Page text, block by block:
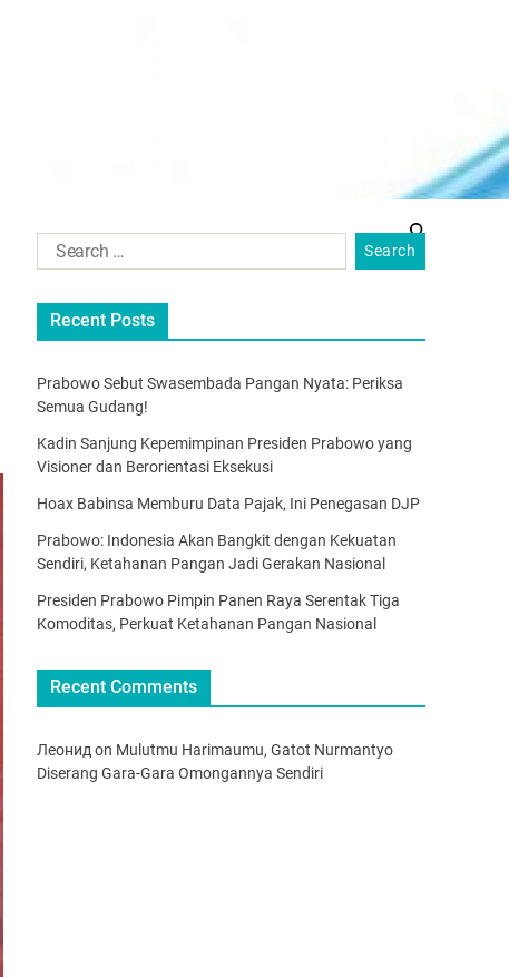
Recent Posts
Prabowo Sebut Swasembada Pangan Nyata: Periksa
Semua Gudang!
Kadin Sanjung Kepemimpinan Presiden Prabowo yang
Visioner dan Berorientasi Eksekusi
Hoax Babinsa Memburu Data Pajak, Ini Penegasan DJP
Prabowo: Indonesia Akan Bangkit dengan Kekuatan
Sendiri, Ketahanan Pangan Jadi Gerakan Nasional
Presiden Prabowo Pimpin Panen Raya Serentak Tiga
Komoditas, Perkuat Ketahanan Pangan Nasional
Recent Comments
Леонид on Mulutmu Harimaumu, Gatot Nurmantyo
Diserang Gara-Gara Omongannya Sendiri